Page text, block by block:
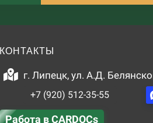
КОНТАКТЫ
г. Липецк, ул. А.Д.
+7 (920) 512-35-55
Работа в CARDOCs